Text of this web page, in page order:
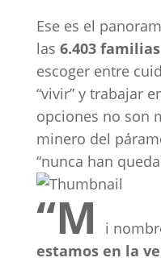
Ese es el
las 6.403 familias
escoger entre
“vivir” y trabajar
opciones no son
minero del
“nunca han
“M i
estamos en la